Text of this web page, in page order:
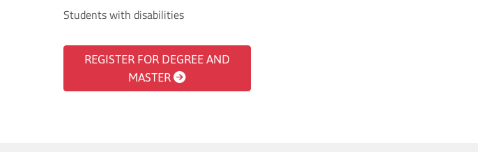
Students with disabilities
REGISTER FOR DEGREE AND
MASTER